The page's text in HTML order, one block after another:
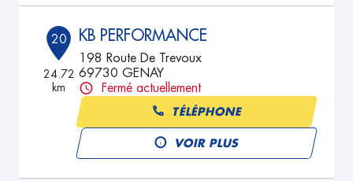
20
24.72
km
KB PERFORMANCE
198 Route De Trevoux
69730 GENAY
Fermé actuellement
TÉLÉPHONE
VOIR PLUS